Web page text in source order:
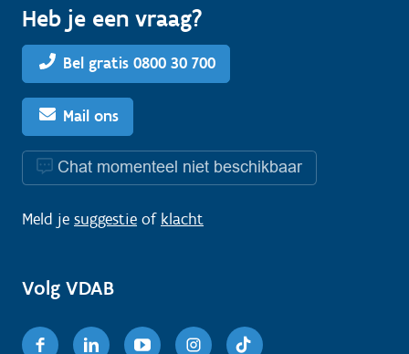
Heb je een vraag?
Bel gratis 0800 30 700
Mail ons
Chat momenteel niet beschikbaar
Meld je suggestie of klacht
Volg VDAB
FacebookLinkedinYoutubeInstagram